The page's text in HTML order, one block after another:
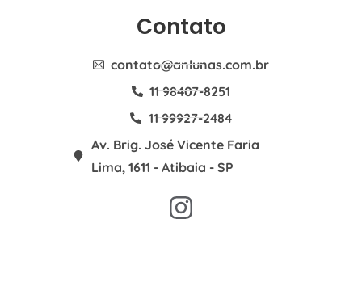
Contato
contato@anlunas.com.br
11 98407-8251
11 99927-2484
Av. Brig. José Vicente Faria
Lima, 1611 - Atibaia - SP